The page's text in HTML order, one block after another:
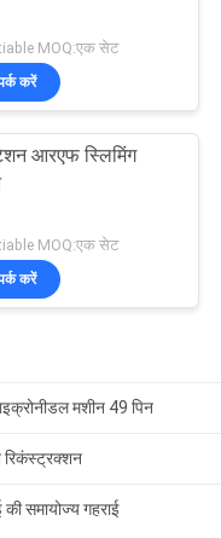
MOQ:एक सेट
करें
आरएफ स्लिमिंग
MOQ:एक सेट
करें
मशीन 49 पिन
समायोज्य गहराई